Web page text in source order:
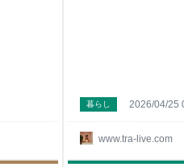
www.tra-live.com
暮らし 2026/04/25